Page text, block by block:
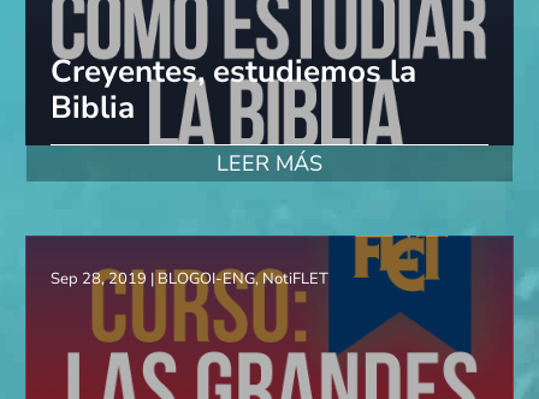
Creyentes, estudiemos la
Biblia
LEER MÁS
Sep 28, 2019 | BLOGOI-ENG,NotiFLET